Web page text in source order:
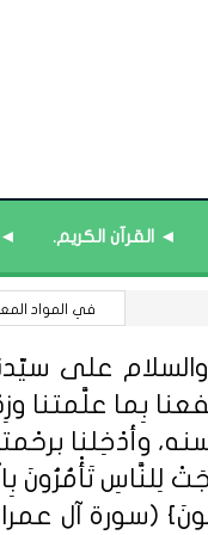
◄ القرآن الكريم. ◄
حدث في مثل هذا اليوم : 2
على
بِما علَّمتنا
وأدْخِلنا
لِلنَّاسِ تَأْمُرُونَ